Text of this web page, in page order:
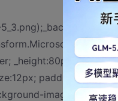
_height:80px}
padding:2px 0;
image:url(img3-